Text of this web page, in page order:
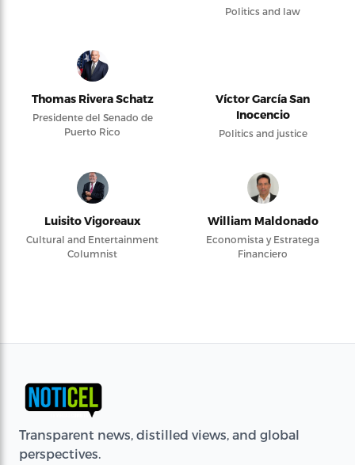
Politics and law
Thomas Rivera Schatz
Presidente del Senado de
Puerto Rico
Víctor García San
Inocencio
Politics and justice
Luisito Vigoreaux
Cultural and Entertainment
Columnist
William Maldonado
Economista y Estratega
Financiero
Transparent news, distilled views, and global
perspectives.